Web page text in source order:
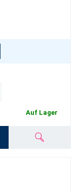
Auf Lager